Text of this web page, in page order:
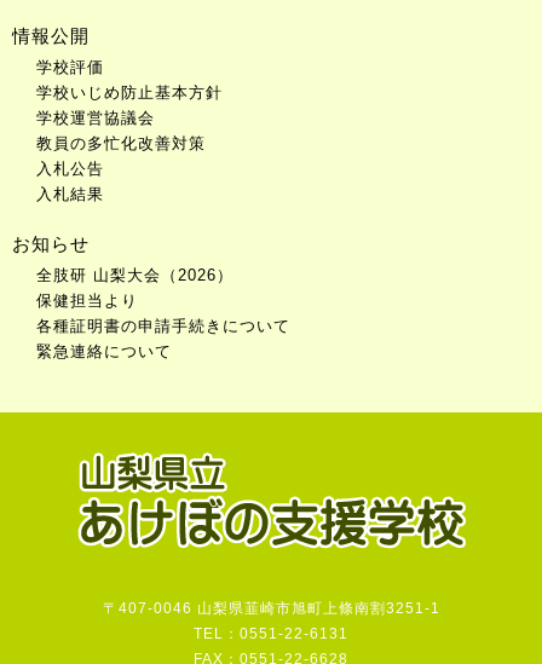
情報公開
学校評価
学校いじめ防止基本方針
学校運営協議会
教員の多忙化改善対策
入札公告
入札結果
お知らせ
全肢研 山梨大会（2026）
保健担当より
各種証明書の申請手続きについて
緊急連絡について
〒407-0046 山梨県韮崎市旭町上條南割3251-1
TEL：0551-22-6131
FAX：0551-22-6628